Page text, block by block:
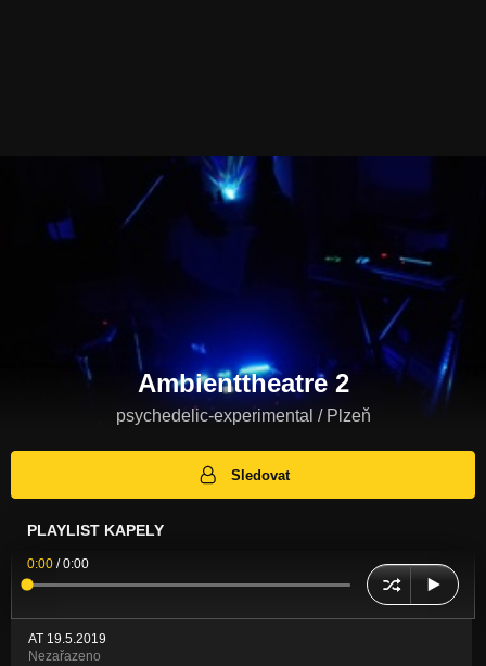
Ambienttheatre 2
psychedelic-experimental / Plzeň
Sledovat
PLAYLIST KAPELY
0:00 /0:00
AT 19.5.2019
Nezařazeno